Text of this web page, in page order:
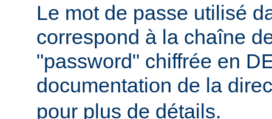
Le mot de passe utilisé
correspond à la chaîne
"password" chiffrée en
documentation de la
pour plus de détails.